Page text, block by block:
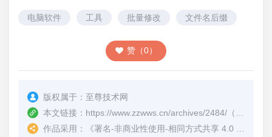
电脑软件 工具 批量修改 文件名后缀
赞（0）
版权属于： 至尊技术网
本文链接： https://www.zzwws.cn/archives/2484/ （转载时请注明本文出处及文章链接）
作品采用：
《署名-非商业性使用-相同方式共享 4.0 国际 (CC BY-NC-SA 4.0)